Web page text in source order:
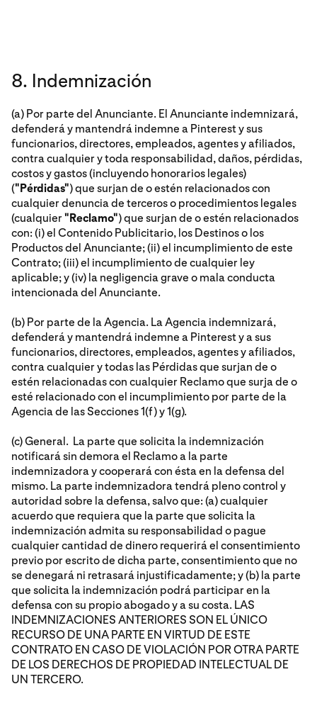
8. Indemnización
(a) Por parte del Anunciante. El Anunciante indemnizará,
defenderá y mantendrá indemne a Pinterest y sus
funcionarios, directores, empleados, agentes y afiliados,
contra cualquier y toda responsabilidad, daños, pérdidas,
costos y gastos (incluyendo honorarios legales)
("Pérdidas") que surjan de o estén relacionados con
cualquier denuncia de terceros o procedimientos legales
(cualquier"Reclamo") que surjan de o estén relacionados
con: (i) el Contenido Publicitario, los Destinos o los
Productos del Anunciante; (ii) el incumplimiento de este
Contrato; (iii) el incumplimiento de cualquier ley
aplicable; y (iv) la negligencia grave o mala conducta
intencionada del Anunciante.
(b) Por parte de la Agencia. La Agencia indemnizará,
defenderá y mantendrá indemne a Pinterest y a sus
funcionarios, directores, empleados, agentes y afiliados,
contra cualquier y todas las Pérdidas que surjan de o
estén relacionadas con cualquier Reclamo que surja de o
esté relacionado con el incumplimiento por parte de la
Agencia de las Secciones 1(f) y 1(g).
(c) General. La parte que solicita la indemnización
notificará sin demora el Reclamo a la parte
indemnizadora y cooperará con ésta en la defensa del
mismo. La parte indemnizadora tendrá pleno control y
autoridad sobre la defensa, salvo que: (a) cualquier
acuerdo que requiera que la parte que solicita la
indemnización admita su responsabilidad o pague
cualquier cantidad de dinero requerirá el consentimiento
previo por escrito de dicha parte, consentimiento que no
se denegará ni retrasará injustificadamente; y (b) la parte
que solicita la indemnización podrá participar en la
defensa con su propio abogado y a su costa. LAS
INDEMNIZACIONES ANTERIORES SON EL ÚNICO
RECURSO DE UNA PARTE EN VIRTUD DE ESTE
CONTRATO EN CASO DE VIOLACIÓN POR OTRA PARTE
DE LOS DERECHOS DE PROPIEDAD INTELECTUAL DE
UN TERCERO.